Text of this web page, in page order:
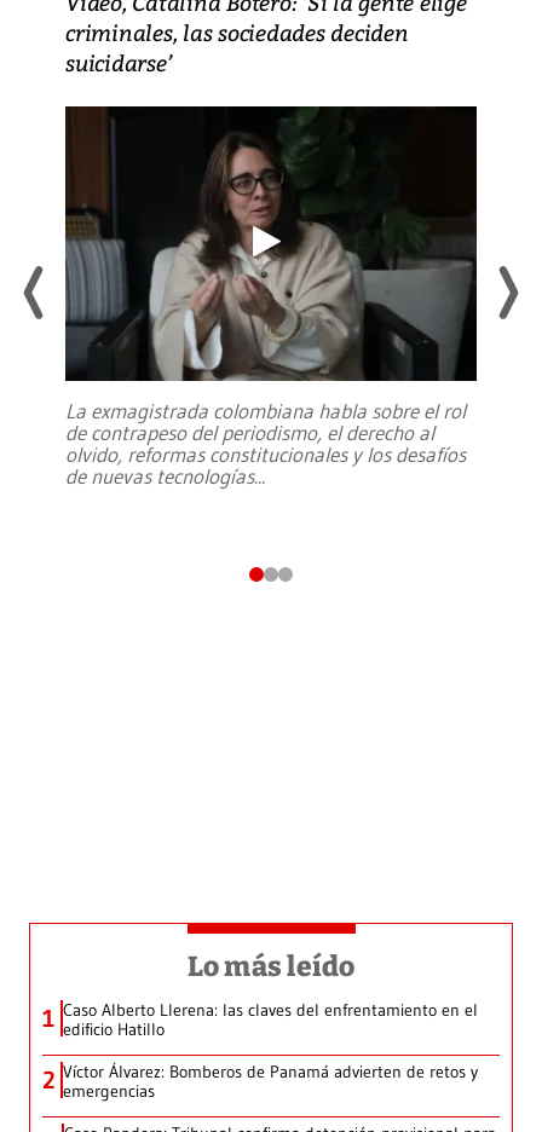
criminales, las sociedades deciden
suicidarse’
La exmagistrada colombiana habla sobre el rol
de contrapeso del periodismo, el derecho al
olvido, reformas constitucionales y los desafíos
de nuevas tecnologías...
Lo más leído
1 Caso Alberto Llerena: las claves del enfrentamiento en el
edificio Hatillo
2 Víctor Álvarez: Bomberos de Panamá advierten de retos y
emergencias